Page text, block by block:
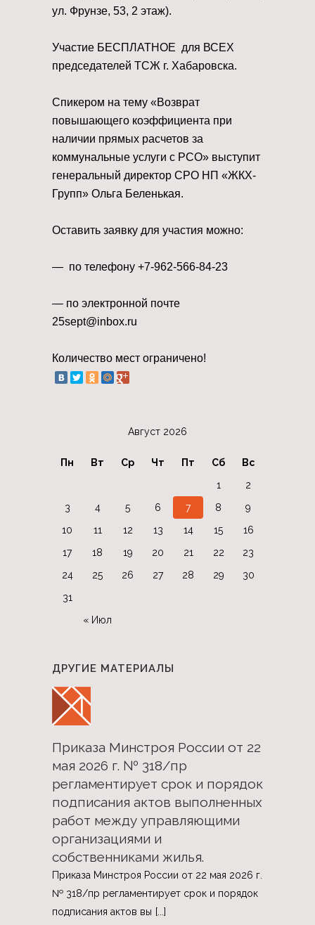
ул. Фрунзе, 53, 2 этаж).
Участие БЕСПЛАТНОЕ для ВСЕХ
председателей ТСЖ г. Хабаровска.
Спикером на тему «Возврат
повышающего коэффициента при
наличии прямых расчетов за
коммунальные услуги с РСО» выступит
генеральный директор СРО НП «ЖКХ-
Групп» Ольга Беленькая.
Оставить заявку для участия можно:
— по телефону +7-962-566-84-23
— по электронной почте
25sept@inbox.ru
Количество мест ограничено!
Август 2026
Пн Вт Ср Чт Пт Сб Вс
« Июл
1
2
3
4 5 6 7 8
9
10
11 12 13 14 15
16
17
18 19 20 21 22
23
24
25 26 27 28 29
30
31
ДРУГИЕ МАТЕРИАЛЫ
Приказа Минстроя России от 22
мая 2026 г. № 318/пр
регламентирует срок и порядок
подписания актов выполненных
работ между управляющими
организациями и
собственниками жилья.
Приказа Минстроя России от 22 мая 2026 г.
№ 318/пр регламентирует срок и порядок
подписания актов вы [...]